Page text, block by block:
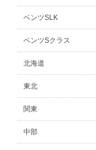
ベンツSLK
ベンツSクラス
北海道
東北
関東
中部